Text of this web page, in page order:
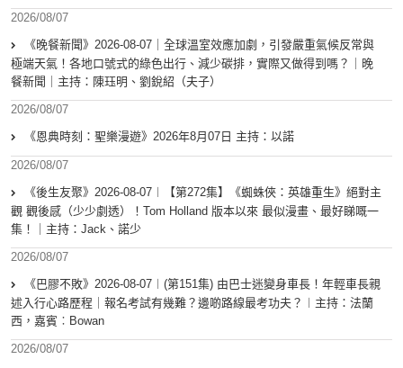
2026/08/07
《晚餐新聞》2026-08-07｜全球溫室效應加劇，引發嚴重氣候反常與
極端天氣！各地口號式的綠色出行、減少碳排，實際又做得到嗎？｜晚
餐新聞｜主持：陳珏明、劉銳紹（夫子）
2026/08/07
《恩典時刻：聖樂漫遊》2026年8月07日 主持：以諾
2026/08/07
《後生友聚》2026-08-07︱【第272集】《蜘蛛俠：英雄重生》絕對主
觀 觀後感（少少劇透）！Tom Holland 版本以來 最似漫畫、最好睇嘅一
集！｜主持：Jack、諾少
2026/08/07
《巴膠不敗》2026-08-07︱(第151集) 由巴士迷變身車長！年輕車長親
述入行心路歷程｜報名考試有幾難？邊啲路線最考功夫？︱主持：法蘭
西，嘉賓︰Bowan
2026/08/07